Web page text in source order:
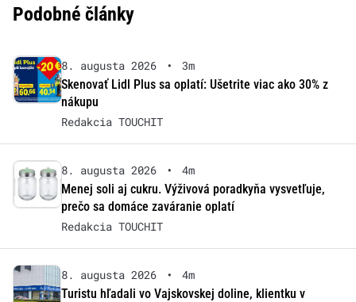
Podobné články
8. augusta 2026 •
3m
Skenovať Lidl Plus sa oplatí: Ušetrite viac ako 30% z
nákupu
Redakcia TOUCHIT
8. augusta 2026 •
4m
Menej soli aj cukru. Výživová poradkyňa vysvetľuje,
prečo sa domáce zaváranie oplatí
Redakcia TOUCHIT
8. augusta 2026 •
4m
Turistu hľadali vo Vajskovskej doline, klientku v